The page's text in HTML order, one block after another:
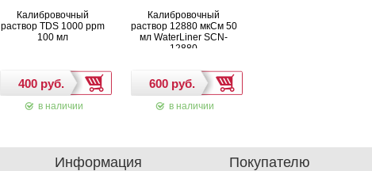
Калибровочный
раствор TDS 1000 ppm
100 мл
в наличии
Калибровочный
раствор 12880 мкСм 50
мл WaterLiner SCN-
12880
в наличии
Информация Покупателю